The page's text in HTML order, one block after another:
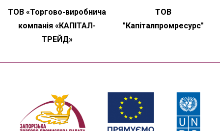
ТОВ «Торгово-виробнича
компанія «КАПІТАЛ-
ТРЕЙД»
ТОВ
"Капіталпромресурс"